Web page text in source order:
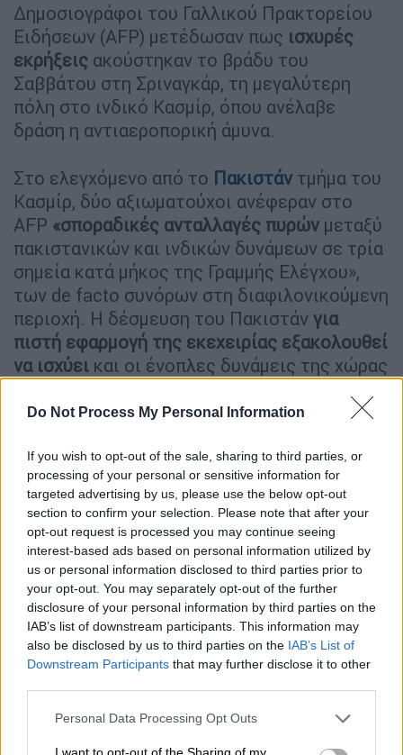
Do Not Process My Personal Information
If you wish to opt-out of the sale, sharing to third parties, or
processing of your personal or sensitive information for
targeted advertising by us, please use the below opt-out
section to confirm your selection. Please note that after your
opt-out request is processed you may continue seeing
interest-based ads based on personal information utilized by
us or personal information disclosed to third parties prior to
your opt-out. You may separately opt-out of the further
disclosure of your personal information by third parties on the
IAB’s list of downstream participants. This information may
also be disclosed by us to third parties on the IAB’s List of
Downstream Participants that may further disclose it to other
Please note that this website/app uses one or more Google
not limited to your visit or usage behaviour. You may click to
Personal Data Processing Opt Outs
I want to opt-out of the Sharing of my
Δημοσιογράφοι του Γαλλικού Πρακτορείου
Ειδήσεων (AFP) μετέδωσαν πως ισχυρές
εκρήξεις ακούστηκαν το βράδυ του
Σαββάτου στη Σριναγκάρ, τη μεγαλύτερη
πόλη στο ινδικό Κασμίρ, όπου ανέλαβε
δράση η αντιαεροπορική άμυνα.
Στο ελεγχόμενο από το Πακιστάντμήμα του
Κασμίρ, δύο αξιωματούχοι ανέφεραν στο
AFP «σποραδικές ανταλλαγές πυρών μεταξύ
πακιστανικών και ινδικών δυνάμεων σε τρία
σημεία κατά μήκος της Γραμμής Ελέγχου»,
των de facto συνόρων στη διαφιλονικούμενη
περιοχή. Η δέσμευση του Πακιστάν για
πιστή εφαρμογή της εκεχειρίας εξακολουθεί
να ισχύει και οι ένοπλες δυνάμεις της χώρας
υπευθυνότητα και αυτοσυγκράτηση»,
Εξωτερικών, κατηγορώντας την Ινδία για
παραβιάσεις της συμφωνηθείσας
κατάπαυσης του πυρός.
Από την Τετάρτη, οι δύο γειτονικές
πυρηνικές δυνάμεις ενεπλάκησαν στη
χειρότερη αντιπαράθεσή τους εδώ και
σχεδόν τρεις δεκαετίες, προκαλώντας
διεθνή ανησυχία. «Έπειτα από μια μακρά
νύχτα συνομιλιών, με τη μεσολάβηση των
συμφώνησαν σε πλήρη και άμεση κατάπαυση